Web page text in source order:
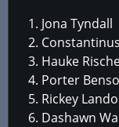
Jona Tyndall
Hauke
Porter
Rickey
Dashawn